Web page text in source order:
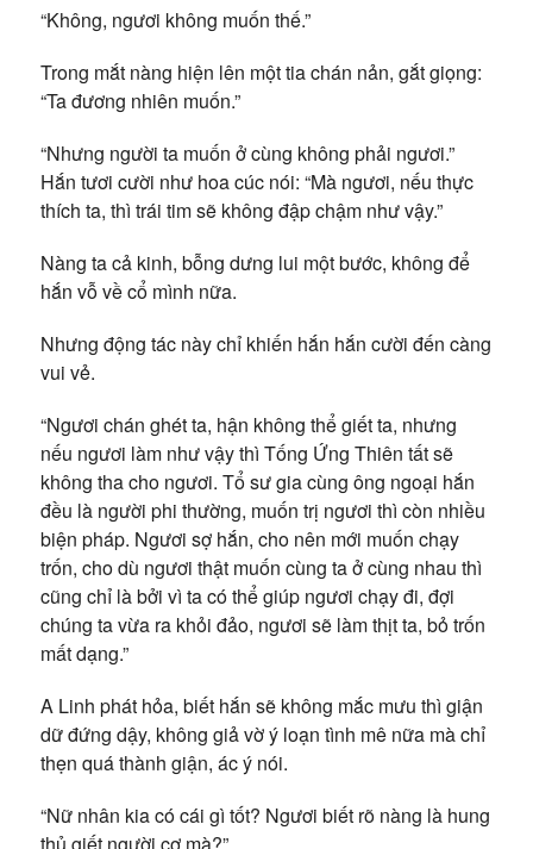
“Không, ngươi không muốn thế.”
Trong mắt nàng hiện lên một tia chán nản, gắt giọng:
“Ta đương nhiên muốn.”
“Nhưng người ta muốn ở cùng không phải ngươi.”
Hắn tươi cười như hoa cúc nói: “Mà ngươi, nếu thực
thích ta, thì trái tim sẽ không đập chậm như vậy.”
Nàng ta cả kinh, bỗng dưng lui một bước, không để
hắn vỗ về cổ mình nữa.
Nhưng động tác này chỉ khiến hắn hắn cười đến càng
vui vẻ.
“Ngươi chán ghét ta, hận không thể giết ta, nhưng
nếu ngươi làm như vậy thì Tống Ứng Thiên tất sẽ
không tha cho ngươi. Tổ sư gia cùng ông ngoại hắn
đều là người phi thường, muốn trị ngươi thì còn nhiều
biện pháp. Ngươi sợ hắn, cho nên mới muốn chạy
trốn, cho dù ngươi thật muốn cùng ta ở cùng nhau thì
cũng chỉ là bởi vì ta có thể giúp ngươi chạy đi, đợi
chúng ta vừa ra khỏi đảo, ngươi sẽ làm thịt ta, bỏ trốn
mất dạng.”
A Linh phát hỏa, biết hắn sẽ không mắc mưu thì giận
dữ đứng dậy, không giả vờ ý loạn tình mê nữa mà chỉ
thẹn quá thành giận, ác ý nói.
“Nữ nhân kia có cái gì tốt? Ngươi biết rõ nàng là hung